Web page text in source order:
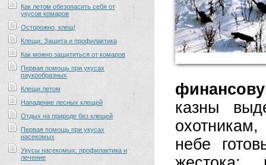
Как летом обезопасить себя от
укусов комаров
Осторожно, клещ!
Клещи. Защита и профилактика
Как можно защититься от комаров
Первая помощь при укусах
паукообразных
Клещи летом
Нападение лесных клещей
Отдых на природе без клещей
Первая помощь при укусах
насекомых
Укусы насекомых: профилактика и
лечение
казны
небе